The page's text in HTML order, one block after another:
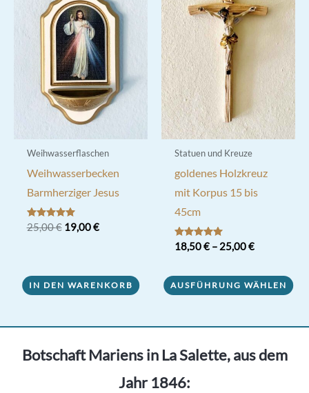
Weihwasserflaschen
Weihwasserbecken
Barmherziger Jesus
Bewertet mit
5.00
25,00€ Ursprünglicher
19,00€Aktueller
IN DEN WARENKORB
Statuen und Kreuze
goldenes Holzkreuz
mit Korpus 15 bis
45cm
Bewertet mit
5.00
18,50€– 25,00€
AUSFÜHRUNG WÄHLEN
Produkt
mehrere
auf.
Die
Botschaft Mariens in La Salette, aus dem
Jahr 1846: